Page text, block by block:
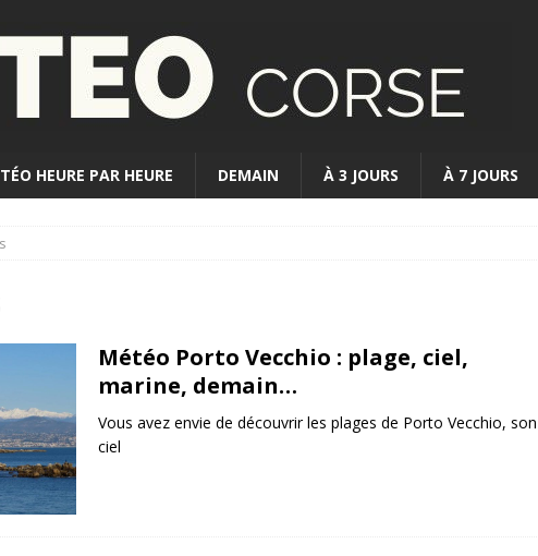
HEURE PAR HEURE DEMAIN À 3 JOURS À 7 JOURS
Météo Porto Vecchio : plage, ciel,
marine, demain…
Vous avez envie de découvrir les plages de Porto Vecchio, son
ciel